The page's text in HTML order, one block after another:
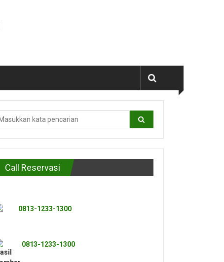
Call Reservasi
0813-1233-1300
0813-1233-1300